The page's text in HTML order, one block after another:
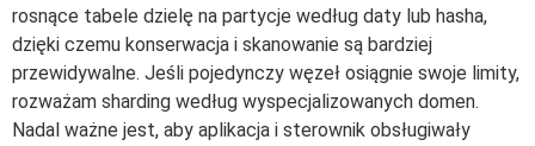
rosnące tabele dzielę na partycje według daty lub hasha,
dzięki czemu konserwacja i skanowanie są bardziej
przewidywalne. Jeśli pojedynczy węzeł osiągnie swoje limity,
rozważam sharding według wyspecjalizowanych domen.
Nadal ważne jest, aby aplikacja i sterownik obsługiwały